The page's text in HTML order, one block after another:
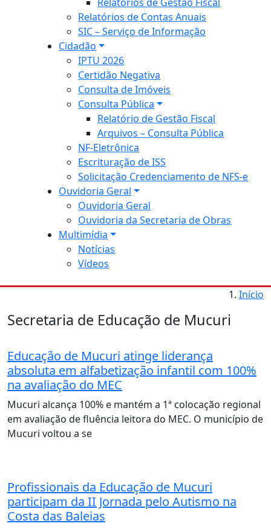
Relatórios de Contas Anuais
SIC – Serviço de Informação
Cidadão
IPTU 2026
Certidão Negativa
Consulta de Imóveis
Consulta Pública
Relatório de Gestão Fiscal
Arquivos – Consulta Pública
NF-Eletrônica
Escrituração de ISS
Solicitação Credenciamento de NFS-e
Ouvidoria Geral
Ouvidoria Geral
Ouvidoria da Secretaria de Obras
Multimídia
Notícias
Vídeos
Início
Secretaria de Educação de Mucuri
Educação de Mucuri atinge liderança
absoluta em alfabetização infantil com 100%
na avaliação do MEC
Mucuri alcança 100% e mantém a 1ª colocação regional
em avaliação de fluência leitora do MEC. O município de
Mucuri voltou a se
Profissionais da Educação de Mucuri
participam da II Jornada pelo Autismo na
Costa das Baleias